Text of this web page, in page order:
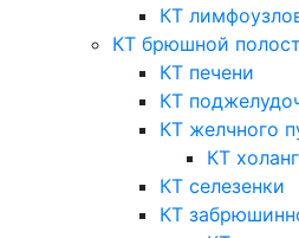
КТ
КТ брюшной
КТ печени
КТ
КТ желчного
КТ
КТ селезенки
КТ